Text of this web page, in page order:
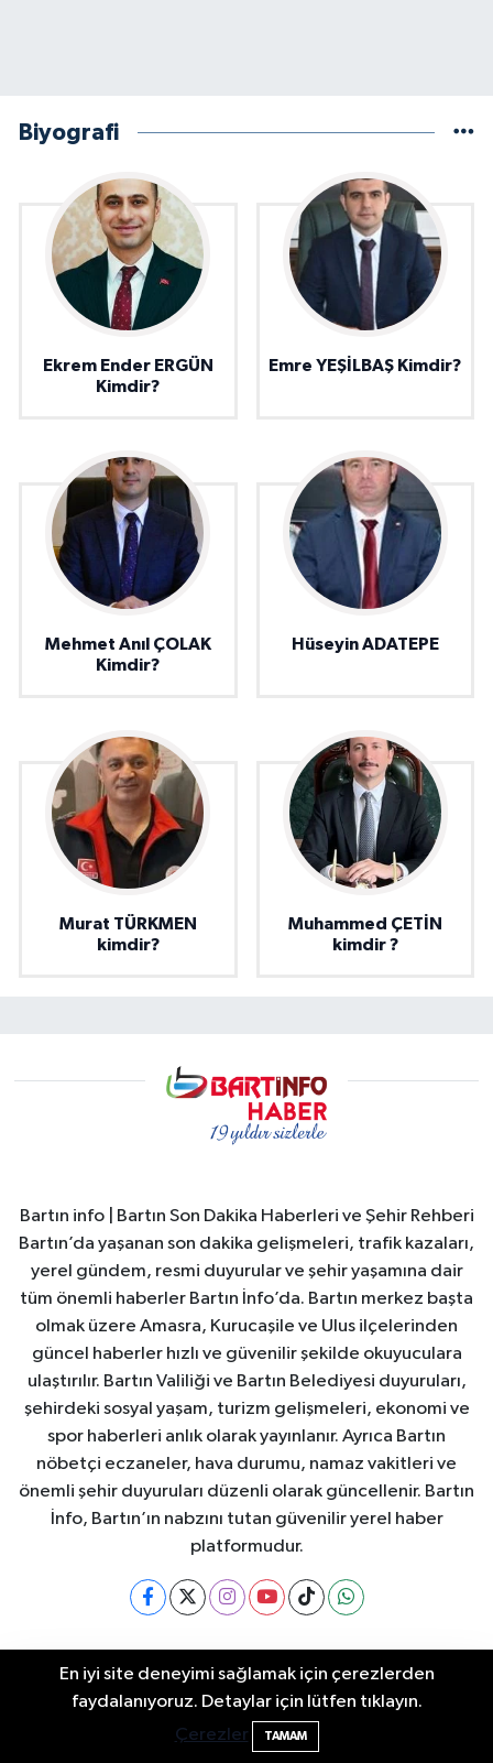
Biyografi
Ekrem Ender ERGÜN
Kimdir?
Emre YEŞİLBAŞ Kimdir?
Mehmet Anıl ÇOLAK
Kimdir?
Hüseyin ADATEPE
Murat TÜRKMEN
kimdir?
Muhammed ÇETİN
kimdir ?
Bartın info | Bartın Son Dakika Haberleri ve Şehir Rehberi
Bartın’da yaşanan son dakika gelişmeleri, trafik kazaları,
yerel gündem, resmi duyurular ve şehir yaşamına dair
tüm önemli haberler Bartın İnfo’da. Bartın merkez başta
olmak üzere Amasra, Kurucaşile ve Ulus ilçelerinden
güncel haberler hızlı ve güvenilir şekilde okuyuculara
ulaştırılır. Bartın Valiliği ve Bartın Belediyesi duyuruları,
şehirdeki sosyal yaşam, turizm gelişmeleri, ekonomi ve
spor haberleri anlık olarak yayınlanır. Ayrıca Bartın
nöbetçi eczaneler, hava durumu, namaz vakitleri ve
önemli şehir duyuruları düzenli olarak güncellenir. Bartın
İnfo, Bartın’ın nabzını tutan güvenilir yerel haber
platformudur.
Bartın Nöbetçi Eczaneler Bartın Hava Durumu
Bartın Trafik Yoğunluk
Haritası
En iyi site deneyimi sağlamak için çerezlerden
faydalanıyoruz. Detaylar için lütfen tıklayın.
Çerezler
TAMAM
Bartın'da Şafak Operasyonu: 5 Gözaltı, 4
Şüpheli Aranıyor